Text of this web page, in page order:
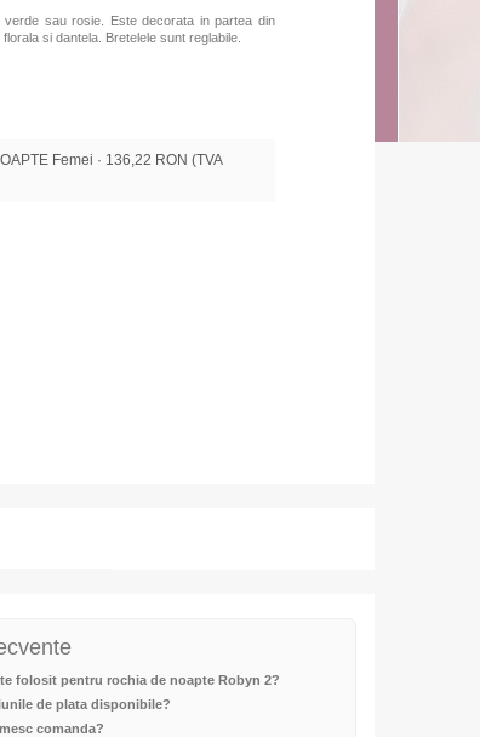
sau rosie. Este decorata in partea din
si dantela. Bretelele sunt reglabile.
Femei · 136,22 RON (TVA
folosit pentru rochia de noapte Robyn 2?
de plata disponibile?
comanda?